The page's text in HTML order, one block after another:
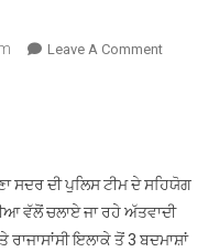
Leave A CommentOn
ਰਹੇ
ਅੱਤਵਾਦੀ
ਸਦਰ ਦੀ ਪੁਲਿਸ ਟੀਮ ਦੇ ਸਹਿਯੋਗ
ਵੱਲੋਂ ਚਲਾਏ ਜਾ ਰਹੇ ਅੱਤਵਾਦੀ
ਇਲਾਕੇ ਤੋਂ 3 ਬਦਮਾਸ਼ਾਂ